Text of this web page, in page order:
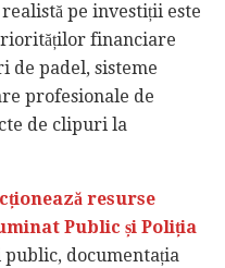
realistă pe investiții este
financiare
de padel, sisteme
profesionale de
de clipuri la
resurse
Public și Poliția
documentația